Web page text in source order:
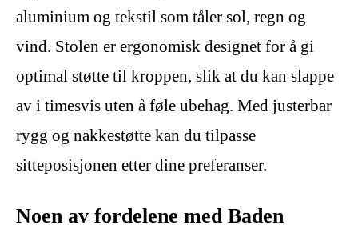
aluminium og tekstil som tåler sol, regn og
vind. Stolen er ergonomisk designet for å gi
optimal støtte til kroppen, slik at du kan slappe
av i timesvis uten å føle ubehag. Med justerbar
rygg og nakkestøtte kan du tilpasse
sitteposisjonen etter dine preferanser.
Noen av fordelene med Baden